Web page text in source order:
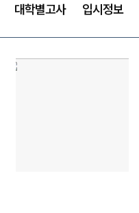
대학별고사 입시정보